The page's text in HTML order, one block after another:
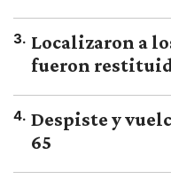
3. Localizaron a
fueron
4. Despiste y
65